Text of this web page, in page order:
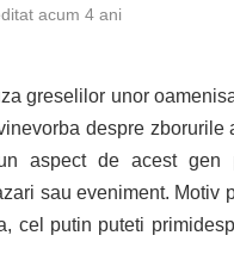
acum 4 ani
greselilor unor
despre
aspect de acest
sau eveniment. Motiv
cel putin puteti